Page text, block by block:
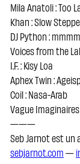
Mila Anatoli : Too
Khan : Slow
DJ Python : mmmm
Voices from the
I.F. : Kisy Loa
Aphex Twin :
Coil : Nasa-Arab
Vague
———
Seb Jarnot est un
sebjarnot.com—